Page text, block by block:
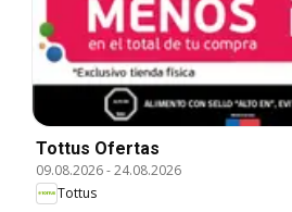
Tottus Ofertas
09.08.2026-24.08.2026
Tottus